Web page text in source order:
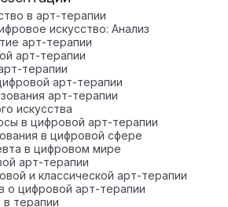
в арт-терапии
искусство: Анализ
арт-терапии
арт-терапии
терапии
арт-терапии
арт-терапии
искусства
в цифровой арт-терапии
в цифровой сфере
в цифровом мире
арт-терапии
и классической арт-терапии
о цифровой арт-терапии
терапии